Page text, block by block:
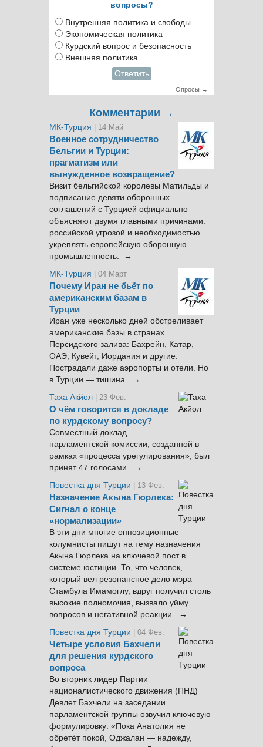
вопросы?
Внутренняя политика и свободы
Экономическая политика
Курдский вопрос и безопасность
Внешняя политика
Ответить
Опросы →
Комментарии →
МК-Турция | 14 Май
Военное сотрудничество
Бельгии и Турции:
прагматизм или
вынужденное возвращение?
Визит бельгийской королевы Матильды и
подписание девяти оборонных
соглашений с Турцией официально
объясняют двумя главными причинами:
российской угрозой и необходимостью
укреплять европейскую оборонную
промышленность. →
МК-Турция
| 04 Март
Почему Иран не бьёт по
американским базам в
Турции
Иран уже несколько дней обстреливает
американские базы в странах
Персидского залива: Бахрейн, Катар,
ОАЭ, Кувейт, Иордания и другие.
Пострадали даже аэропорты и отели. Но
в Турции — тишина. →
Таха Акйол | 23 Фев.
О чём говорится в докладе
по курдскому вопросу?
Совместный доклад
парламентской комиссии, созданной в
рамках «процесса урегулирования», был
принят 47 голосами. →
Повестка дня Турции
| 13 Фев.
Назначение Акына Гюрлека:
Сигнал о конце
«нормализации»
В эти дни многие оппозиционные
колумнисты пишут на тему назначения
Акына Гюрлека на ключевой пост в
системе юстиции. То, что человек,
который вел резонансное дело мэра
Стамбула Имамоглу, вдруг получил столь
высокие полномочия, вызвало уйму
вопросов и негативной реакции. →
Повестка дня Турции
| 04 Фев.
Четыре условия Бахчели
для решения курдского
вопроса
Во вторник лидер Партии
националистического движения (ПНД)
Девлет Бахчели на заседании
парламентской группы озвучил ключевую
формулировку: «Пока Анатолия не
обретёт покой, Оджалан — надежду,